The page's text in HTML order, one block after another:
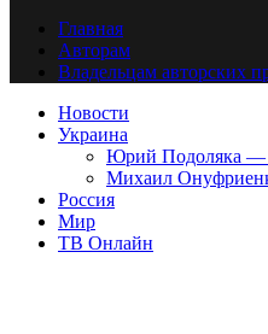
Главная
Авторам
Владельцам авторских
Новости
Украина
Юрий Подоляка
Михаил
Россия
Мир
ТВ Онлайн